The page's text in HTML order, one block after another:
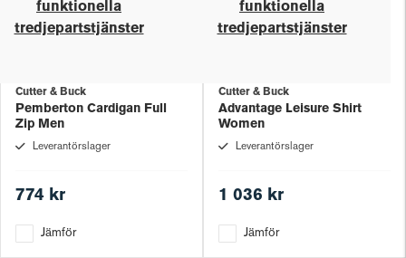
funktionella
tredjepartstjänster
Cutter & Buck
Pemberton Cardigan Full
Zip Men
Leverantörslager
774 kr
Jämför
funktionella
tredjepartstjänster
Cutter & Buck
Advantage Leisure Shirt
Women
Leverantörslager
1 036 kr
Jämför